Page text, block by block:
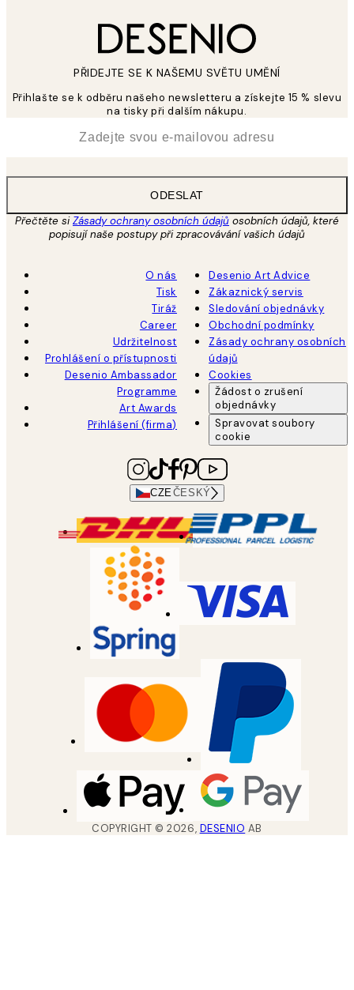
PŘIDEJTE SE K NAŠEMU SVĚTU UMĚNÍ
Přihlašte se k odběru našeho newsletteru a získejte 15 % slevu
na tisky při dalším nákupu.
ODESLAT
Přečtěte siZásady ochrany osobních údajů osobních údajů, které
popisují naše postupy při zpracovávání vašich údajů
O nás
Tisk
Tiráž
Career
Udržitelnost
Prohlášení o přístupnosti
Desenio Ambassador
Programme
Art Awards
Přihlášení (firma)
Desenio Art Advice
Zákaznický servis
Sledování objednávky
Obchodní podmínky
Zásady ochrany osobních
údajů
Cookies
Žádost o zrušení
objednávky
Spravovat soubory
cookie
CZEČESKÝ
COPYRIGHT ©2026, DESENIO AB